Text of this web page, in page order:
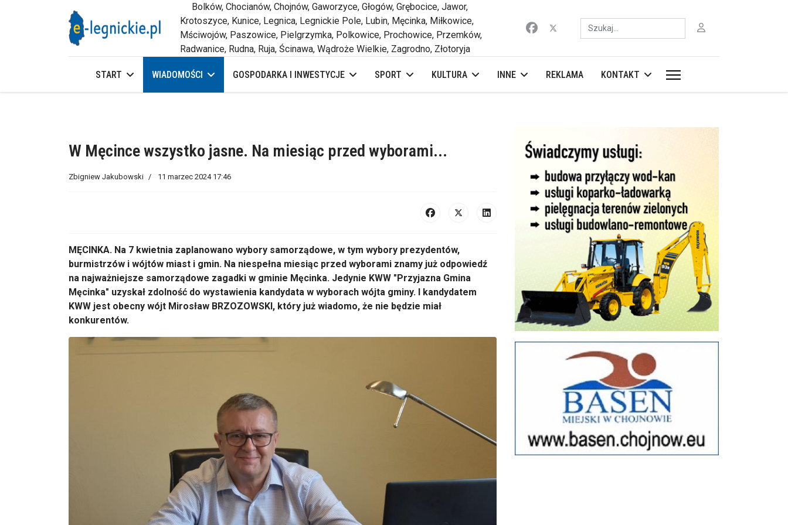
Bolków, Chocianów, Chojnów, Gaworzyce, Głogów, Grębocice, Jawor,
Krotoszyce, Kunice, Legnica, Legnickie Pole, Lubin, Męcinka, Miłkowice,
Mściwojów, Paszowice, Pielgrzymka, Polkowice, Prochowice, Przemków,
Radwanice, Rudna, Ruja, Ścinawa, Wądroże Wielkie, Zagrodno, Złotoryja
Szukaj
START WIADOMOŚCI GOSPODARKA I INWESTYCJE SPORT KULTURA INNE REKLAMA KONTAKT
W Męcince wszystko jasne. Na miesiąc przed wyborami...
Zbigniew Jakubowski 11 marzec 2024 17:46
MĘCINKA. Na 7 kwietnia zaplanowano wybory samorządowe, w tym wybory prezydentów,
burmistrzów i wójtów miast i gmin. Na niespełna miesiąc przed wyborami znamy już odpowiedź
na najważniejsze samorządowe zagadki w gminie Męcinka. Jedynie KWW "Przyjazna Gmina
Męcinka" uzyskał zdolność do wystawienia kandydata w wyborach wójta gminy. I kandydatem
KWW jest obecny wójt Mirosław BRZOZOWSKI, który już wiadomo, że nie będzie miał
konkurentów.